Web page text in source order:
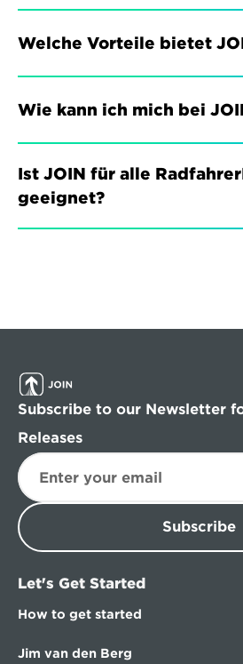
Welche Vorteile bietet
Wie kann ich mich bei
Ist JOIN für alle
geeignet?
Subscribe to our Newsletter
Releases
Subscribe
Let's Get Started
How to get started
Jim van den Berg